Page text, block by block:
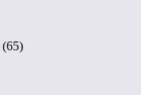
(65)